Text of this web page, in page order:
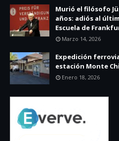
Murió el filósofo
años: adiós al
Escuela de
Marzo 14, 2026
Expedición
estación Monte
Enero 18, 2026